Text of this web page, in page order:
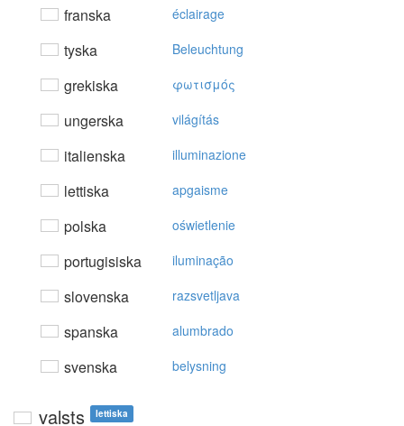
franska éclairage
tyska Beleuchtung
grekiska φωτισμός
ungerska világítás
italienska illuminazione
lettiska apgaisme
polska oświetlenie
portugisiska iluminação
slovenska razsvetljava
spanska alumbrado
svenska belysning
valsts lettiska